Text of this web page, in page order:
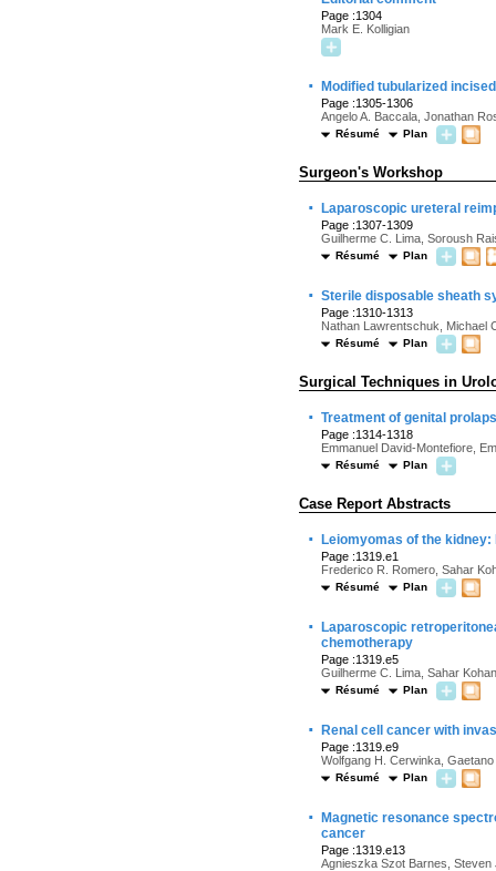
Page :1304
Mark E. Kolligian
· Modified tubularized
Page :1305-1306
Angelo A. Baccala, Jonathan
Résumé Plan
Surgeon's Workshop
· Laparoscopic ureteral
Page :1307-1309
Guilherme C. Lima, Soroush
Résumé Plan
· Sterile disposable sheath
Page :1310-1313
Nathan Lawrentschuk, Michael
Résumé Plan
Surgical Techniques in
· Treatment of genital
Page :1314-1318
Emmanuel David-Montefiore,
Résumé Plan
Case Report Abstracts
· Leiomyomas of the
Page :1319.e1
Frederico R. Romero, Sahar
Résumé Plan
·
Laparoscopic
chemotherapy
Page :1319.e5
Guilherme C. Lima, Sahar
Résumé Plan
· Renal cell cancer with
Page :1319.e9
Wolfgang H. Cerwinka,
Résumé Plan
·
Magnetic resonance
cancer
Page :1319.e13
Agnieszka Szot Barnes, Steven